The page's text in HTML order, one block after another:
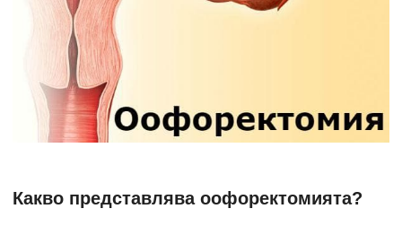
Какво представлява оофоректомията?